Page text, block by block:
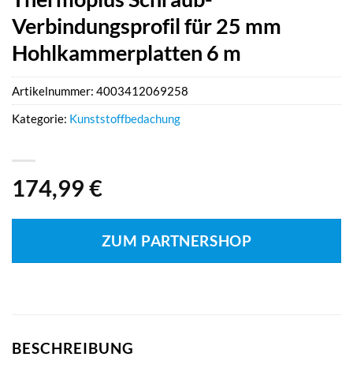
Verbindungsprofil für 25 mm
Hohlkammerplatten 6 m
174,99 €
ZUM PARTNERSHOP
Artikelnummer: 4003412069258
Kategorie: Kunststoffbedachung
BESCHREIBUNG